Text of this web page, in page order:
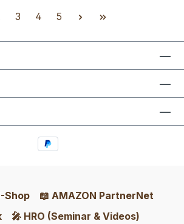
Seite
3 Seite
4 Seite
5
Shop
📖 AMAZON PartnerNet
🎤 HRO (Seminar & Videos)